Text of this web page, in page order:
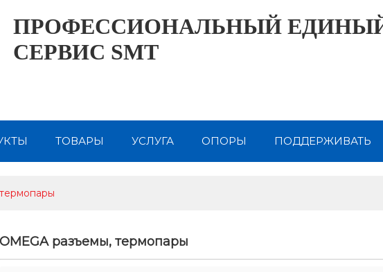
ПРОФЕССИОНАЛЬНЫЙ
СЕРВИС SMT
ТОВАРЫ УСЛУГА ОПОРЫ ПОДДЕРЖИВАТЬ
OMEGA разъемы, термопары